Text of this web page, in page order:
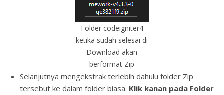
Folder codeigniter4
ketika sudah selesai di
Download akan
berformat Zip
Selanjutnya mengekstrak terlebih dahulu folder Zip
tersebut ke dalam folder biasa. Klik kanan pada Folder